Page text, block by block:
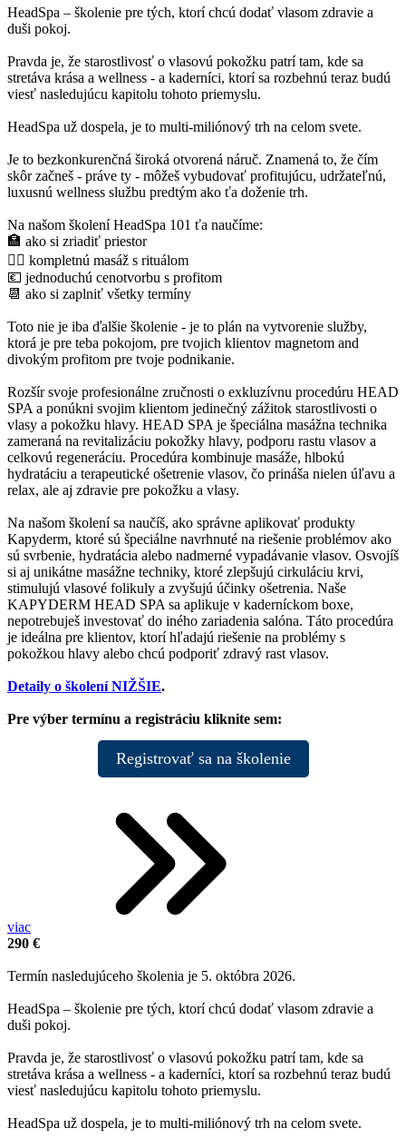
HeadSpa – školenie pre tých, ktorí chcú dodať vlasom zdravie a
duši pokoj.
Pravda je, že starostlivosť o vlasovú pokožku patrí tam, kde sa
stretáva krása a wellness - a kaderníci, ktorí sa rozbehnú teraz budú
viesť nasledujúcu kapitolu tohoto priemyslu.
HeadSpa už dospela, je to multi-miliónový trh na celom svete.
Je to bezkonkurenčná široká otvorená náruč. Znamená to, že čím
skôr začneš - práve ty - môžeš vybudovať profitujúcu, udržateľnú,
luxusnú wellness službu predtým ako ťa doženie trh.
Na našom školení HeadSpa 101 ťa naučíme:
🏣 ako si zriadiť priestor
💆‍♀️ kompletnú masáž s rituálom
💶 jednoduchú cenotvorbu s profitom
📆 ako si zaplniť všetky termíny
Toto nie je iba ďalšie školenie - je to plán na vytvorenie služby,
ktorá je pre teba pokojom, pre tvojich klientov magnetom and
divokým profitom pre tvoje podnikanie.
Rozšír svoje profesionálne zručnosti o exkluzívnu procedúru HEAD
SPA a ponúkni svojim klientom jedinečný zážitok starostlivosti o
vlasy a pokožku hlavy. HEAD SPA je špeciálna masážna technika
zameraná na revitalizáciu pokožky hlavy, podporu rastu vlasov a
celkovú regeneráciu. Procedúra kombinuje masáže, hlbokú
hydratáciu a terapeutické ošetrenie vlasov, čo prináša nielen úľavu a
relax, ale aj zdravie pre pokožku a vlasy.
Na našom školení sa naučíš, ako správne aplikovať produkty
Kapyderm, ktoré sú špeciálne navrhnuté na riešenie problémov ako
sú svrbenie, hydratácia alebo nadmerné vypadávanie vlasov. Osvojíš
si aj unikátne masážne techniky, ktoré zlepšujú cirkuláciu krvi,
stimulujú vlasové folikuly a zvyšujú účinky ošetrenia. Naše
KAPYDERM HEAD SPA sa aplikuje v kaderníckom boxe,
nepotrebuješ investovať do iného zariadenia salóna. Táto procedúra
je ideálna pre klientov, ktorí hľadajú riešenie na problémy s
pokožkou hlavy alebo chcú podporiť zdravý rast vlasov.
Detaily o školení NIŽŠIE.
Pre výber termínu a registráciu kliknite sem:
Registrovať sa na školenie
viac
290 €
Termín nasledujúceho školenia je 5. októbra 2026.
HeadSpa – školenie pre tých, ktorí chcú dodať vlasom zdravie a
duši pokoj.
Pravda je, že starostlivosť o vlasovú pokožku patrí tam, kde sa
stretáva krása a wellness - a kaderníci, ktorí sa rozbehnú teraz budú
viesť nasledujúcu kapitolu tohoto priemyslu.
HeadSpa už dospela, je to multi-miliónový trh na celom svete.